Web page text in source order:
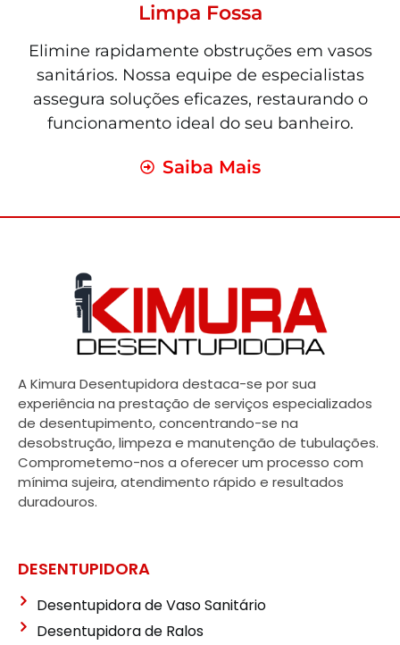
Limpa Fossa
Elimine rapidamente obstruções em vasos
sanitários. Nossa equipe de especialistas
assegura soluções eficazes, restaurando o
funcionamento ideal do seu banheiro.
Saiba Mais
A Kimura Desentupidora destaca-se por sua
experiência na prestação de serviços especializados
de desentupimento, concentrando-se na
desobstrução, limpeza e manutenção de tubulações.
Comprometemo-nos a oferecer um processo com
mínima sujeira, atendimento rápido e resultados
duradouros.
DESENTUPIDORA
Desentupidora de Vaso Sanitário
Desentupidora de Ralos